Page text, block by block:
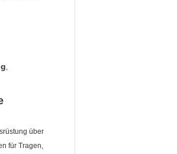
,
über
für Tragen,